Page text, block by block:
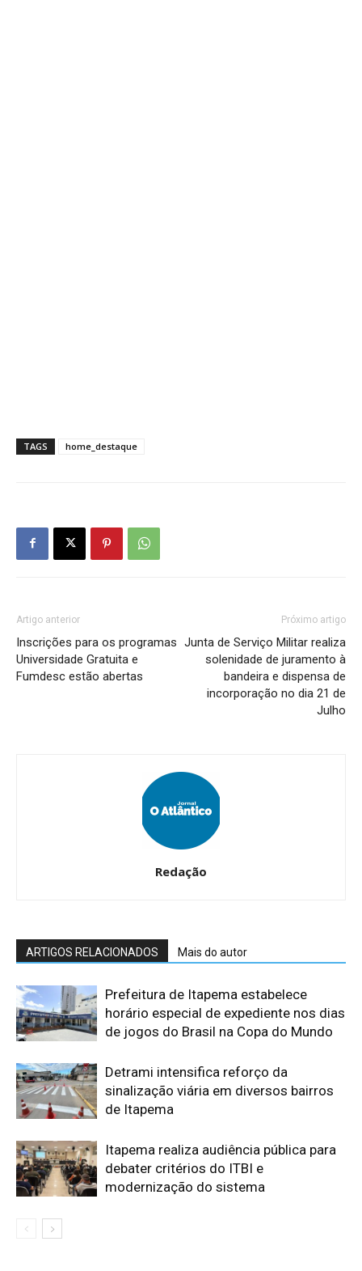
TAGS home_destaque
Artigo anterior
Inscrições para os programas
Universidade Gratuita e
Fumdesc estão abertas
Próximo artigo
Junta de Serviço Militar realiza
solenidade de juramento à
bandeira e dispensa de
incorporação no dia 21 de
Julho
Redação
ARTIGOS RELACIONADOS Mais do autor
Prefeitura de Itapema estabelece
horário especial de expediente nos dias
de jogos do Brasil na Copa do Mundo
Detrami intensifica reforço da
sinalização viária em diversos bairros
de Itapema
Itapema realiza audiência pública para
debater critérios do ITBI e
modernização do sistema